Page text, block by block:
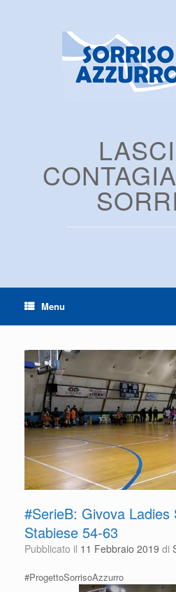
Menu
#SerieB: Givova
Stabiese 54-63
Pubblicato il 11 Febbraio 2019 di
#ProgettoSorrisoAzzurro